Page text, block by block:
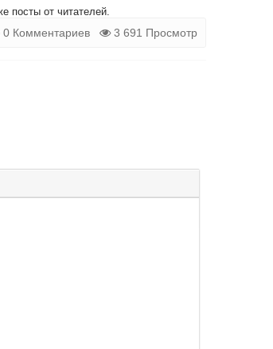
посты от читателей.
0 Комментариев 3 691 Просмотр